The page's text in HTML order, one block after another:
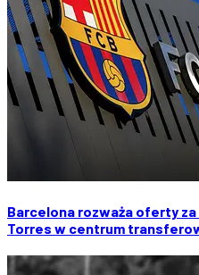
Barcelona rozważa oferty
Torres w centrum